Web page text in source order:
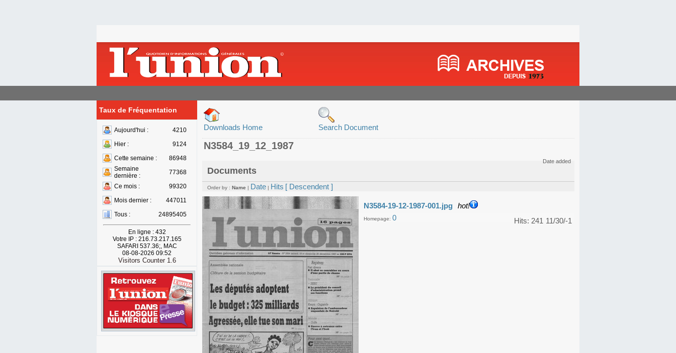
Taux de Fréquentation
Aujourd'hui :
4210
Hier :
9124
Cette semaine :
86948
Semaine
dernière :
77368
Ce mois :
99320
Mois dernier :
447011
Tous :
24895405
En ligne : 432
Votre IP : 216.73.217.165
SAFARI 537.36;, MAC
08-08-2026 09:52
Visitors Counter 1.6
Downloads Home Search Document
N3584_19_12_1987
Documents
Date added
Order by : Name | Date | Hits [ Descendent ]
N3584-19-12-1987-001.jpg hot!
11/30/-1
Hits: 241
Homepage: 0